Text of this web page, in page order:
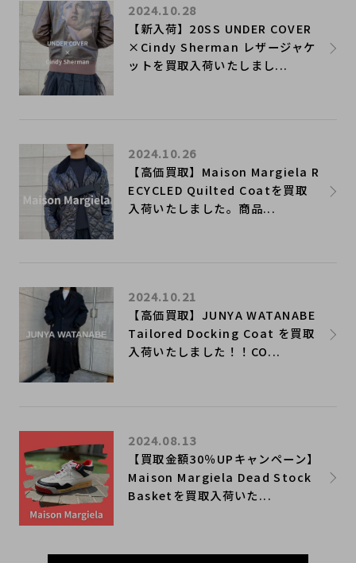
【新入荷】20SS UNDER COVER
×Cindy Sherman レザージャケ
ットを買取入荷いたしまし...
2024.10.28
【高価買取】Maison Margiela R
ECYCLED Quilted Coatを買取
入荷いたしました。商品...
2024.10.26
【高価買取】JUNYA WATANABE
Tailored Docking Coat を買取
入荷いたしました！！CO...
2024.10.21
【買取金額30％UPキャンペーン】
Maison Margiela Dead Stock
Basketを買取入荷いた...
2024.08.13